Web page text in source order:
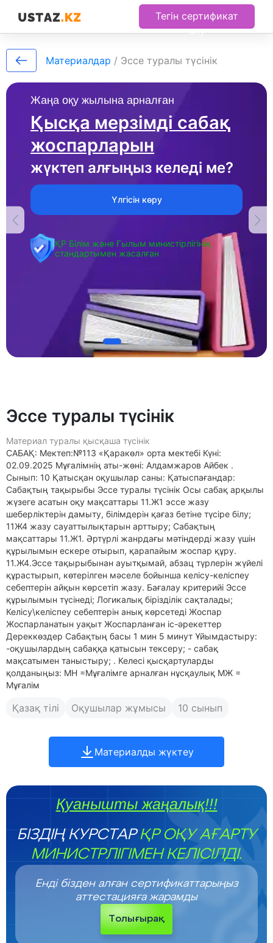
Тегін сертификат
алу
Жаңа оқу жылына арналған
Қысқа мерзімді сабақ
жоспарларын
жүктеп алғыңыз келеді ме?
Үлгісін көру
ҚР Білім және Ғылым министірлігінің
стандартымен жасалған
Материалдар / Эссе туралы түсінік
Эссе туралы түсінік
Материал туралы қысқаша түсінік
САБАҚ: Мектеп:№113 «Қаракөл» орта мектебі Күні:
02.09.2025 Мұғалімнің аты-жөні: Алдамжаров Айбек .
Сынып: 10 Қатысқан оқушылар саны: Қатыспағандар:
Сабақтың тақырыбы Эссе туралы түсінік Осы сабақ арқылы
жүзеге асатын оқу мақсаттары 11.Ж1 эссе жазу
шеберліктерін дамыту, білімдерін қағаз бетіне түсіре білу;
11Ж4 жазу сауаттылықтарын арттыру; Сабақтың
мақсаттары 11.Ж1. Әртүрлі жанрдағы мәтіндерді жазу үшін
құрылымын ескере отырып, қарапайым жоспар құру.
11.Ж4.Эссе тақырыбынан ауытқымай, абзац түрлерін жүйелі
құрастырып, көтерілген мәселе бойынша келісу-келіспеу
себептерін айқын көрсетіп жазу. Бағалау критерийі Эссе
құрылымын түсінеді; Логикалық бірізділік сақталады;
Келісу\келіспеу себептерін анық көрсетеді Жоспар
Жоспарланатын уақыт Жоспарланған іс-әрекеттер
Дереккөздер Сабақтың басы 1 мин 5 минут Ұйымдастыру:
-оқушылардың сабаққа қатысын тексеру; - сабақ
мақсатымен таныстыру; . Келесі қысқартуларды
қолданыңыз: МН =Мұғалімге арналған нұсқаулық МЖ =
Мұғалім
Қазақ тілі Оқушылар жұмысы 10 сынып
Материалды жүктеу
Қуанышты жаңалық!!!
БІЗДІҢ КУРСТАРҚР ОҚУ АҒАРТУ
МИНИСТРЛІГІМЕН КЕЛІСІЛДІ.
Енді бізден алған сертификаттарыңыз
аттестацияға жарамды
Толығырақ